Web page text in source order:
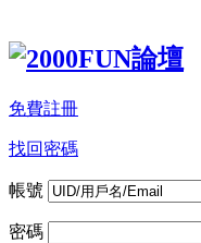
免費註冊
找回密碼
帳號
密碼